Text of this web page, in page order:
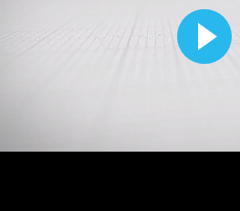
Yolun ortasında